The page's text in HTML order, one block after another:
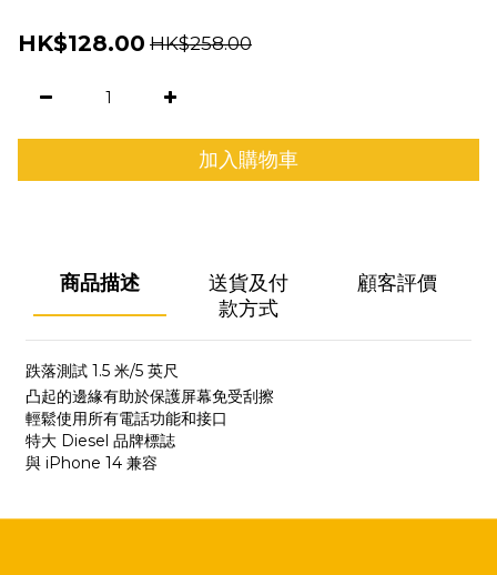
HK$128.00 HK$258.00
加入購物車
商品描述
送貨及付
款方式
顧客評價
跌落測試 1.5 米/5 英尺
凸起的邊緣有助於保護屏幕免受刮擦
輕鬆使用所有電話功能和接口
特大 Diesel 品牌標誌
與 iPhone 14 兼容